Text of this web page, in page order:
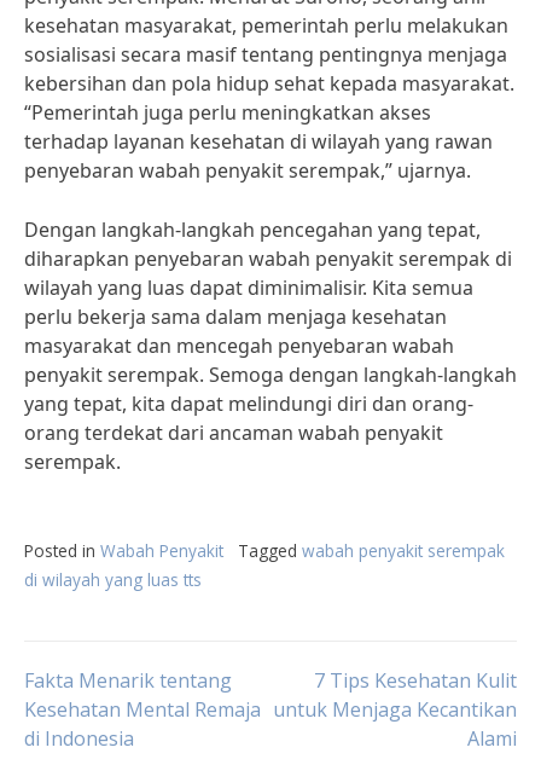
kesehatan masyarakat, pemerintah perlu melakukan
sosialisasi secara masif tentang pentingnya menjaga
kebersihan dan pola hidup sehat kepada masyarakat.
“Pemerintah juga perlu meningkatkan akses
terhadap layanan kesehatan di wilayah yang rawan
penyebaran wabah penyakit serempak,” ujarnya.
Dengan langkah-langkah pencegahan yang tepat,
diharapkan penyebaran wabah penyakit serempak di
wilayah yang luas dapat diminimalisir. Kita semua
perlu bekerja sama dalam menjaga kesehatan
masyarakat dan mencegah penyebaran wabah
penyakit serempak. Semoga dengan langkah-langkah
yang tepat, kita dapat melindungi diri dan orang-
orang terdekat dari ancaman wabah penyakit
serempak.
Posted in Wabah Penyakit Tagged wabah penyakit serempak
di wilayah yang luas tts
Post
Fakta Menarik tentang
Kesehatan Mental Remaja
di Indonesia
7 Tips Kesehatan Kulit
untuk Menjaga Kecantikan
Alami